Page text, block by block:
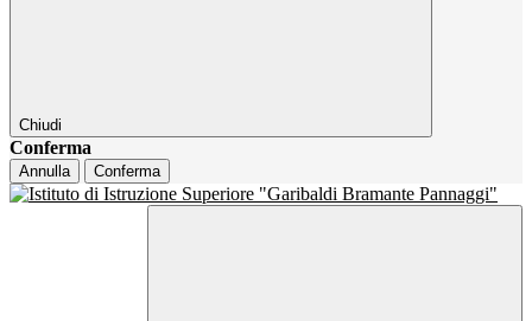
Chiudi
Conferma
Annulla Conferma